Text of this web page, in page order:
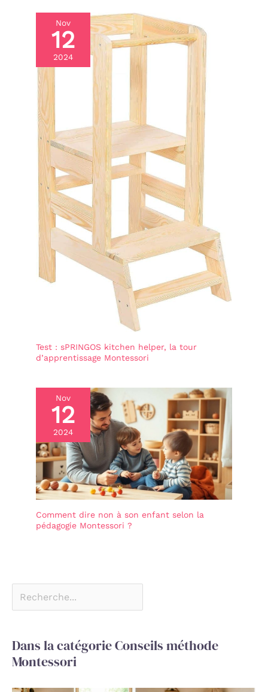
Nov
12
2024
Test : sPRINGOS kitchen helper, la tour
d’apprentissage Montessori
Nov
12
2024
Comment dire non à son enfant selon la
pédagogie Montessori ?
Dans la catégorie Conseils méthode
Montessori